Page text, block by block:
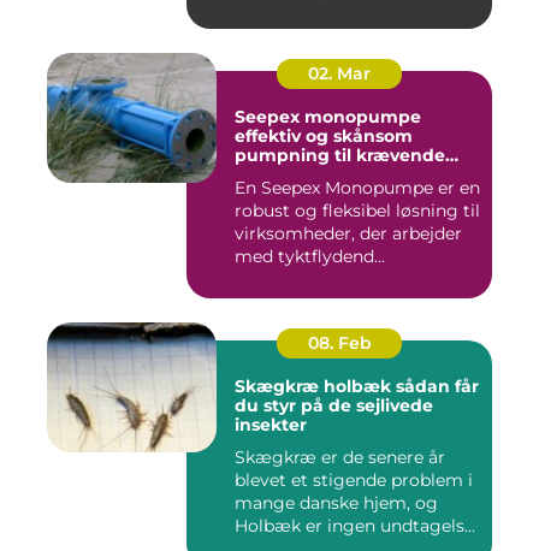
02. Mar
Seepex monopumpe
effektiv og skånsom
pumpning til krævende
En Seepex Monopumpe er en
robust og fleksibel løsning til
virksomheder, der arbejder
med tyktflydend...
08. Feb
Skægkræ holbæk sådan får
du styr på de sejlivede
insekter
Skægkræ er de senere år
blevet et stigende problem i
mange danske hjem, og
Holbæk er ingen undtagels...